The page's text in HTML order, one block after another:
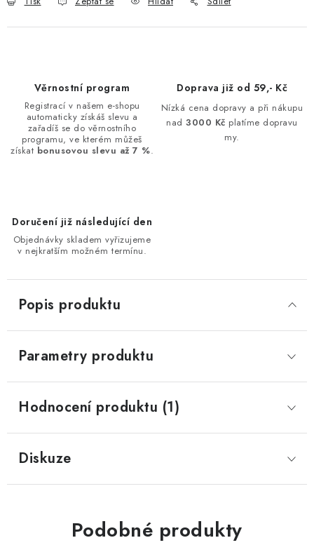
Věrnostní program
Registrací v našem e-shopu
automaticky získáš slevu a
zařadíš se do věrnostního
programu, ve kterém můžeš
získat bonusovou slevu až 7 %.
Doprava již od 59,- Kč
Nízká cena dopravy a při nákupu
nad3000 Kč platíme dopravu
my.
Doručení již následující den
Objednávky skladem vyřizujeme
v nejkratším možném termínu.
Popis produktu
Parametry produktu
Hodnocení produktu (1)
Diskuze
Podobné produkty